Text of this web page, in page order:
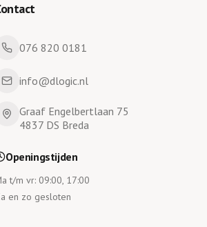
076 820 0181
info@dlogic.nl
Graaf Engelbertlaan 75
4837 DS Breda
Openingstijden
t/m vr: 09:00, 17:00
en zo gesloten